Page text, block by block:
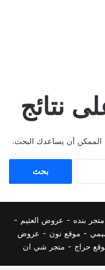
نتائج
الممكن أن يساعدك البحث.
متجر بنده - عروض العثيم -
- موقع نون - عروض
حراج - متجر شي ان